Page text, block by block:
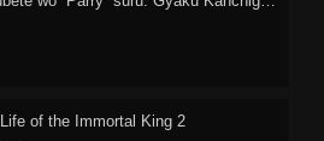
of the Immortal King 2